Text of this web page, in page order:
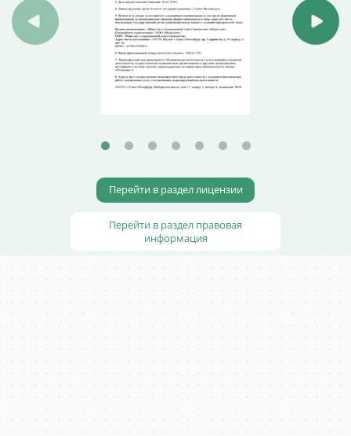
Перейти в раздел лицензии
Перейти в раздел правовая
информация